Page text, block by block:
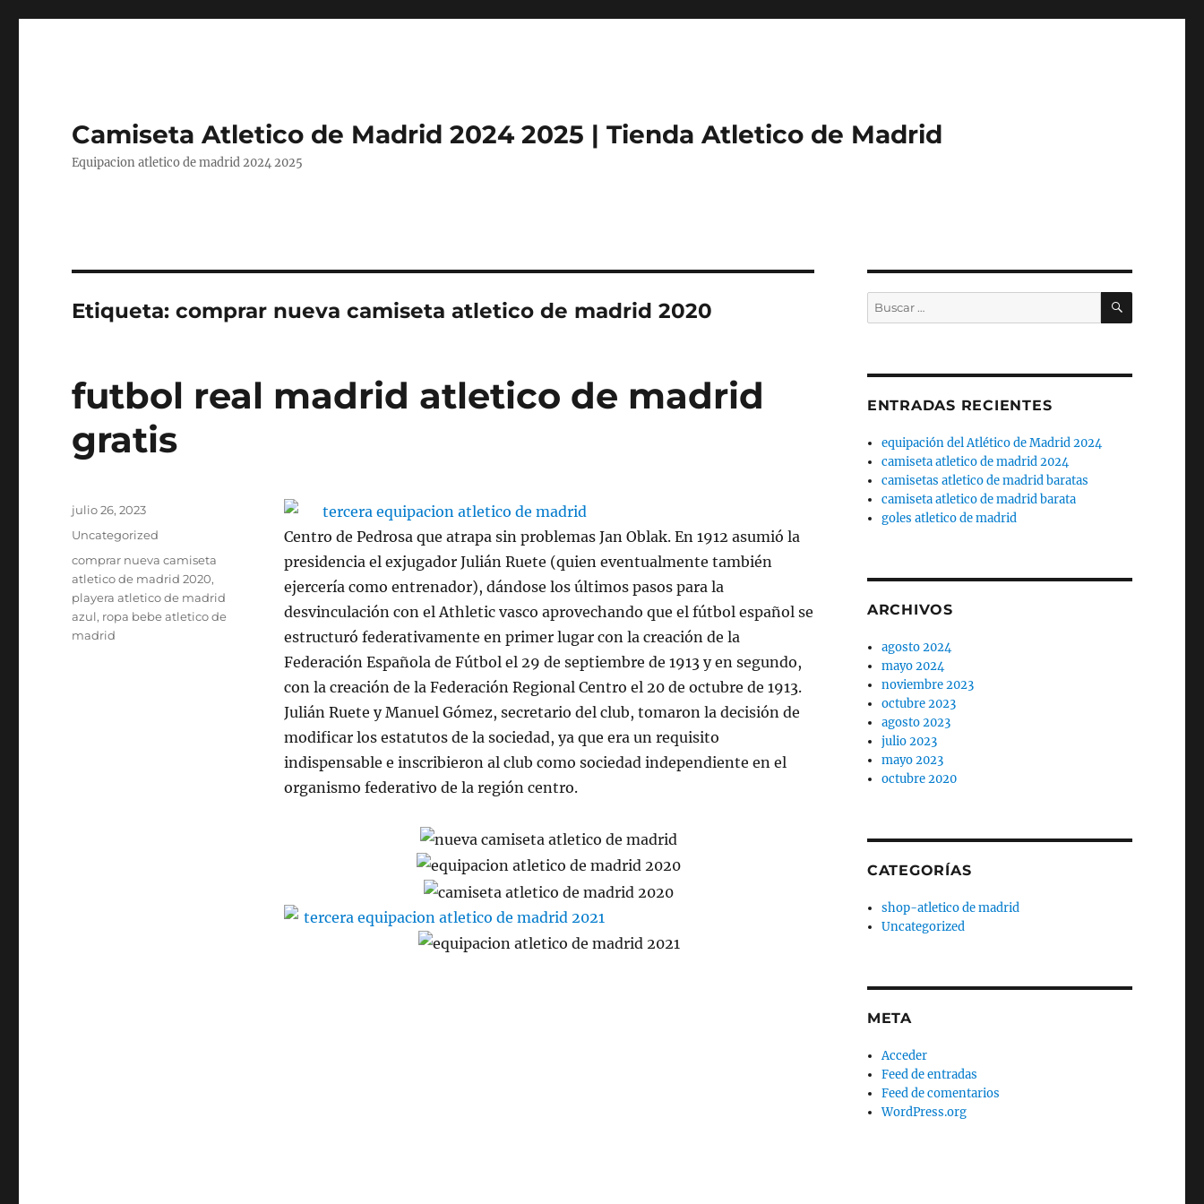
Camiseta Atletico de Madrid 2024 2025 | Tienda Atletico de Madrid
Equipacion atletico de madrid 2024 2025
Etiqueta:comprar nueva camiseta atletico de madrid 2020
futbol real madrid atletico de madrid
gratis
Centro de Pedrosa que atrapa sin problemas Jan Oblak. En 1912 asumió la
presidencia el exjugador Julián Ruete (quien eventualmente también
ejercería como entrenador), dándose los últimos pasos para la
desvinculación con el Athletic vasco aprovechando que el fútbol español se
estructuró federativamente en primer lugar con la creación de la
Federación Española de Fútbol el 29 de septiembre de 1913 y en segundo,
con la creación de la Federación Regional Centro el 20 de octubre de 1913.
Julián Ruete y Manuel Gómez, secretario del club, tomaron la decisión de
modificar los estatutos de la sociedad, ya que era un requisito
indispensable e inscribieron al club como sociedad independiente en el
organismo federativo de la región centro.
Publicado
julio 26, 2023
Categorías
Uncategorized
Etiquetas
comprar nueva camiseta
atletico de madrid 2020,
playera atletico de madrid
azul, ropa bebe atletico de
madrid
Buscar
por:
BUSCAR
ENTRADAS RECIENTES
equipación del Atlético de Madrid 2024
camiseta atletico de madrid 2024
camisetas atletico de madrid baratas
camiseta atletico de madrid barata
goles atletico de madrid
ARCHIVOS
agosto 2024
mayo 2024
noviembre 2023
octubre 2023
agosto 2023
julio 2023
mayo 2023
octubre 2020
CATEGORÍAS
shop-atletico de madrid
Uncategorized
META
Acceder
Feed de entradas
Feed de comentarios
WordPress.org